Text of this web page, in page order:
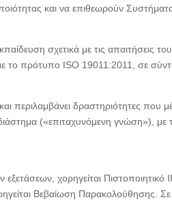
και να επιθεωρούν Συστήματα
σχετικά με τις απαιτήσεις
το πρότυπο ISO 19011:2011, σε
περιλαμβάνει δραστηριότητες που
(«επιταχυνόμενη γνώση»), με
χορηγείται Πιστοποιητικό
Βεβαίωση Παρακολούθησης.